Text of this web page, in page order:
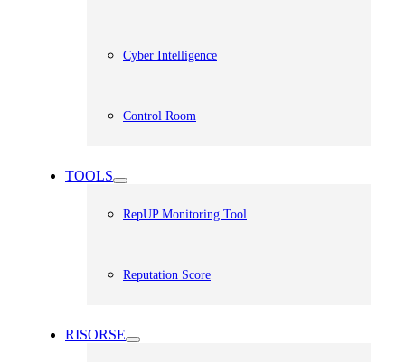
Cyber Intelligence
Control Room
TOOLS
RepUP Monitoring Tool
Reputation Score
RISORSE